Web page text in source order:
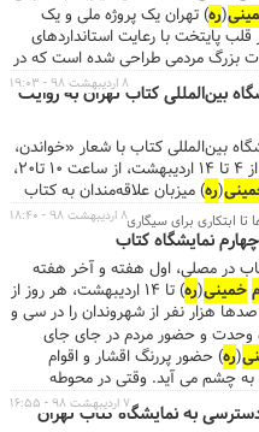
در محدوده مصلی تسهیل شده و
گردیده است. بازدیدهای میدانی
مسیرهای اطراف نمایشگاه نیز موید
(ره) تهران یک پروژه ملی و یک
پایتخت با رعایت استانداردهای
بزرگ مردمی طراحی شده است که در
طول سال با برخورداری از ظرفیت پارکینگی حدود ۷ هزار
برنامه‌های مختلف و اجتماعات
مصلایامام خمینی ره) و دسترسی
پایانه اتوبوسرانی، خط بی‌آرتی، سبب
و استفاده بهینه ایشان از برنامه‌های
گردیده است. ...
بین‌المللی کتاب تهران به روایت
بین‌المللی کتاب با شعار «خواندن،
توانستن است»، از ۴ تا ۱۴ اردیبهشت، از ساعت ۱۰ تا۲۰،
(ره) میزبان علاقه‌مندان به کتاب
۸ اردیبهشت ۹۸ - ۱۹:۰۳
تا ابتکاری برای سیگاری‌ها
نمایشگاه کتاب
در مصلی، اول هفته و آخر هفته
خمینی(ره
) تا ۱۴ اردیبهشت، هر روز از
۸شب، صدها هزار نفر از شهروندان را در سی و
میزبانی می‌کند. البته کتاب‌بازها
هم از نمایشگاه دل می‌کنند.
وحدت و حضور مردم در جای جای
(ره) حضور پررنگ اقشار و اقوام
چشم می آید. وقتی در محوطه
صحنه زیبایی از اقامه نماز شیعه و
را می بینم. ...
۸ اردیبهشت ۹۸ - ۱۸:۴۰
به نمایشگاه کتاب تهران
۷ اردیبهشت ۹۸ - ۱۶:۵۵